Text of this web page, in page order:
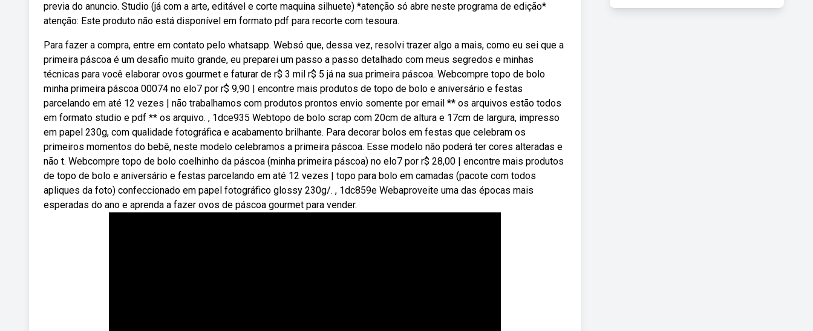
previa do anuncio. Studio (já com a arte, editável e corte maquina silhuete) *atenção só abre neste programa de edição*
atenção: Este produto não está disponível em formato pdf para recorte com tesoura.
Para fazer a compra, entre em contato pelo whatsapp. Websó que, dessa vez, resolvi trazer algo a mais, como eu sei que a
primeira páscoa é um desafio muito grande, eu preparei um passo a passo detalhado com meus segredos e minhas
técnicas para você elaborar ovos gourmet e faturar de r$ 3 mil r$ 5 já na sua primeira páscoa. Webcompre topo de bolo
minha primeira páscoa 00074 no elo7 por r$ 9,90 | encontre mais produtos de topo de bolo e aniversário e festas
parcelando em até 12 vezes | não trabalhamos com produtos prontos envio somente por email ** os arquivos estão todos
em formato studio e pdf ** os arquivo. , 1dce935 Webtopo de bolo scrap com 20cm de altura e 17cm de largura, impresso
em papel 230g, com qualidade fotográfica e acabamento brilhante. Para decorar bolos em festas que celebram os
primeiros momentos do bebê, neste modelo celebramos a primeira páscoa. Esse modelo não poderá ter cores alteradas e
não t. Webcompre topo de bolo coelhinho da páscoa (minha primeira páscoa) no elo7 por r$ 28,00 | encontre mais produtos
de topo de bolo e aniversário e festas parcelando em até 12 vezes | topo para bolo em camadas (pacote com todos
apliques da foto) confeccionado em papel fotográfico glossy 230g/. , 1dc859e Webaproveite uma das épocas mais
esperadas do ano e aprenda a fazer ovos de páscoa gourmet para vender.